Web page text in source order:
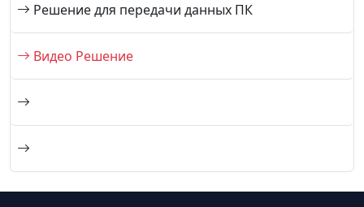
Решение для передачи данных ПК
Видео Решение